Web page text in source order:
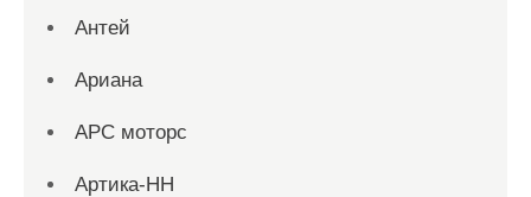
Антей
Ариана
АРС моторс
Артика-НН